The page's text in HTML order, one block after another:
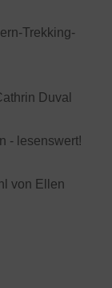
Trekking-
Duval
- lesenswert!
von Ellen